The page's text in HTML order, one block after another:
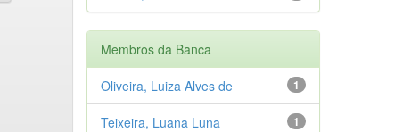
Membros da Banca
1
Oliveira, Luiza Alves de
1
Teixeira, Luana Luna